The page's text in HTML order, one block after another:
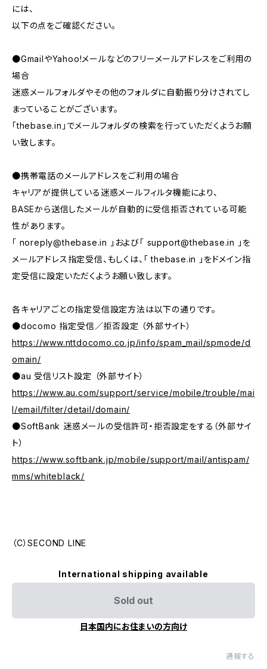
には、
以下の点をご確認ください。
●GmailやYahoo!メールなどのフリーメールアドレスをご利用の
場合
迷惑メールフォルダやその他のフォルダに自動振り分けされてし
まっていることがございます。
「thebase.in」でメールフォルダの検索を行っていただくようお願
い致します。
●携帯電話のメールアドレスをご利用の場合
キャリアが提供している迷惑メールフィルタ機能により、
BASEから送信したメールが自動的に受信拒否されている可能
性があります。
「 noreply@thebase.in 」および「 support@thebase.in
」を
メールアドレス指定受信、もしくは、「 thebase.in 」をドメイン指
定受信に設定いただくようお願い致します。
各キャリアごとの指定受信設定方法は以下の通りです。
●docomo 指定受信／拒否設定 （外部サイト）
https://www.nttdocomo.co.jp/info/spam_mail/spmode/d
omain/
●au 受信リスト設定 （外部サイト）
https://www.au.com/support/service/mobile/trouble/mai
l/email/filter/detail/domain/
●SoftBank 迷惑メールの受信許可・拒否設定をする（外部サイ
ト）
https://www.softbank.jp/mobile/support/mail/antispam/
mms/whiteblack/
（C）SECOND LINE
International shipping available
Sold out
日本国内にお住まいの方向け
通報する